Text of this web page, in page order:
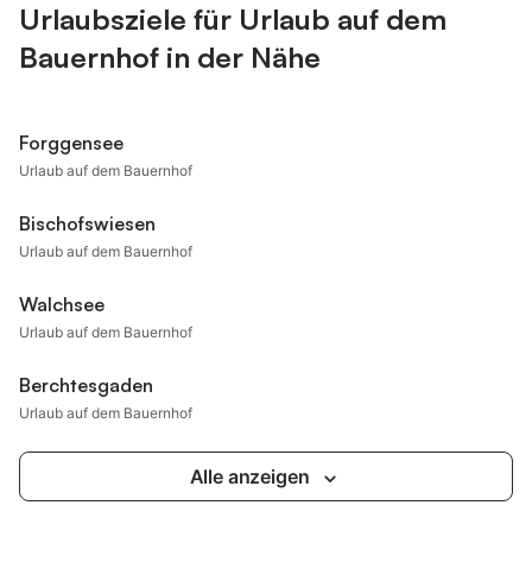
Urlaubsziele für Urlaub auf dem
Bauernhof in der Nähe
Forggensee
Urlaub auf dem Bauernhof
Bischofswiesen
Urlaub auf dem Bauernhof
Walchsee
Urlaub auf dem Bauernhof
Berchtesgaden
Urlaub auf dem Bauernhof
Alle anzeigen